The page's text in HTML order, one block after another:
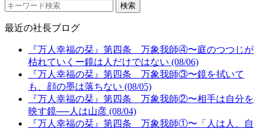
検索
最近の社長ブログ
『万人幸福の栞』第四条 万象我師④〜庭のつつじが
枯れていくー鏡は人だけではない (08/06)
『万人幸福の栞』第四条 万象我師③〜鏡を拭いて
も、顔の墨は落ちない (08/05)
『万人幸福の栞』第四条 万象我師②〜相手は自分を
映す鏡──人は山彦 (08/04)
『万人幸福の栞』第四条 万象我師①〜「人は人、自